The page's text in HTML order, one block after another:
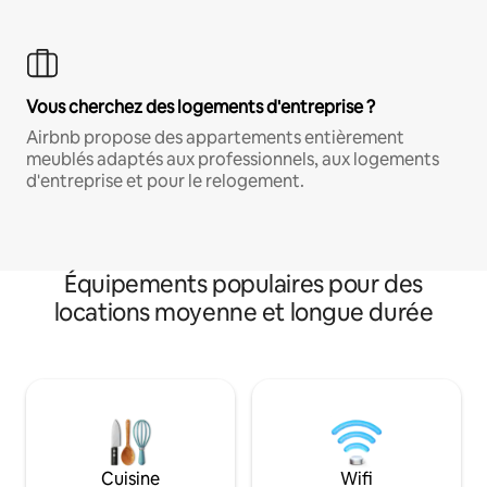
Vous cherchez des logements d'entreprise ?
Airbnb propose des appartements entièrement
meublés adaptés aux professionnels, aux logements
d'entreprise et pour le relogement.
Équipements populaires pour des
locations moyenne et longue durée
Cuisine Wifi